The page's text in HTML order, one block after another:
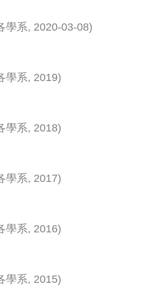
學系, 2020-03-08)
學系, 2019)
學系, 2018)
學系, 2017)
學系, 2016)
學系, 2015)